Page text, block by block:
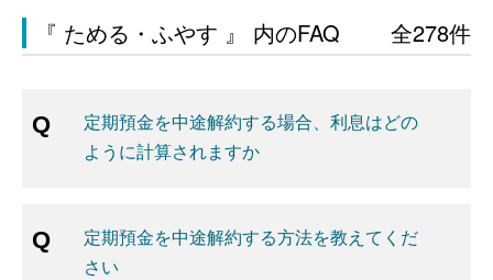
『 ためる・ふやす 』 内のFAQ 全278件
定期預金を中途解約する場合、利息はどの
ように計算されますか
定期預金を中途解約する方法を教えてくだ
さい